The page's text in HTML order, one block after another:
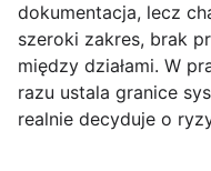
dokumentacja, lecz
szeroki zakres, brak
między działami. W
razu ustala granice
realnie decyduje o